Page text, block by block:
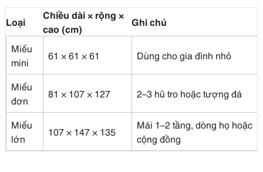
Loại
Chiều dài × rộng ×
cao (cm)
Ghi chú
Miếu
mini
61 × 61 × 61 Dùng cho gia đình nhỏ
Miếu
đơn
81 × 107 × 127 2–3 hũ tro hoặc tượng đá
Miếu
lớn
107 × 147 × 135
Mái 1–2 tầng, dòng họ hoặc
cộng đồng